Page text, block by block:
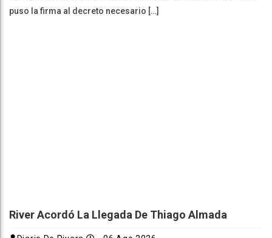
puso la firma al decreto necesario […]
River Acordó La Llegada De Thiago Almada